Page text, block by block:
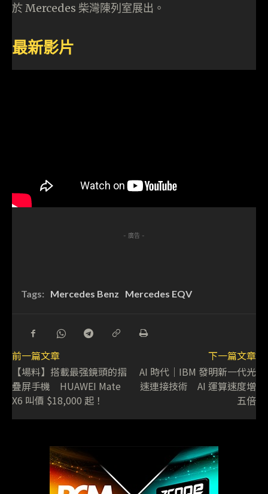
於 Mercedes 柴灣陳列室展出。
最新影片
- 廣告 -
Tags: Mercedes Benz Mercedes EQV
前一篇文章
【場料】搭載最强鏡頭的摺
疊屏手機 HUAWEI Mate
X6 叫價 $18,000 起！
下一篇文章
AI 時代│IBM 發明新一代光
速連接技術 AI 運算速度增
五倍